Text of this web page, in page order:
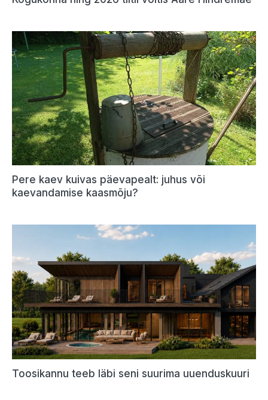
Pere kaev kuivas päevapealt: juhus või
kaevandamise kaasmõju?
Toosikannu teeb läbi seni suurima uuenduskuuri